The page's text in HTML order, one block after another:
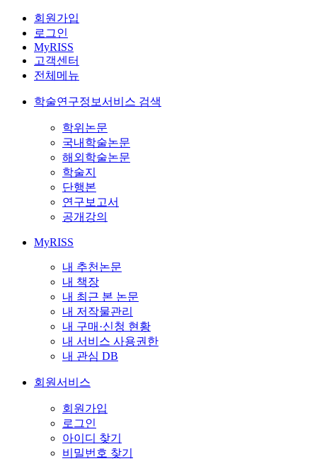
회원가입
로그인
MyRISS
고객센터
전체메뉴
학술연구정보서비스 검색
학위논문
국내학술논문
해외학술논문
학술지
단행본
연구보고서
공개강의
MyRISS
내 추천논문
내 책장
내 최근 본 논문
내 저작물관리
내 구매·신청 현황
내 서비스 사용권한
내 관심 DB
회원서비스
회원가입
로그인
아이디 찾기
비밀번호 찾기